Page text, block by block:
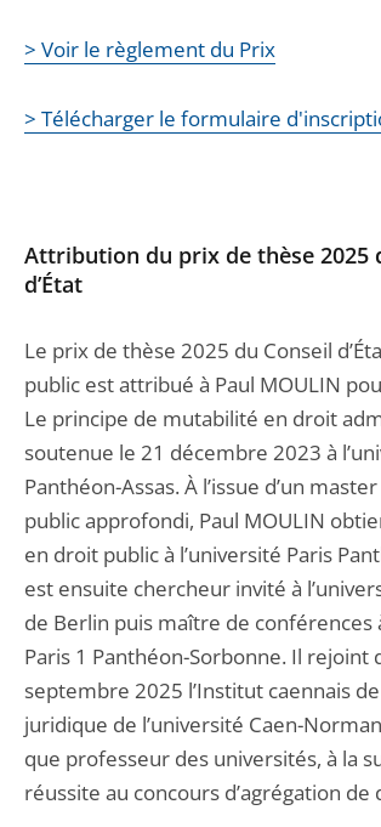
> Voir le règlement du Prix
> Télécharger le formulaire
Attribution du prix de thèse 2025
d’État
Le prix de thèse 2025 du Conseil
public est attribué à Paul MOULIN
Le principe de mutabilité en droit
soutenue le 21 décembre 2023 à
Panthéon-Assas. À l’issue d’un
public approfondi, Paul MOULIN
en droit public à l’université Paris
est ensuite chercheur invité à
de Berlin puis maître de conférences
Paris 1 Panthéon-Sorbonne. Il rejoint
septembre 2025 l’Institut caennais
juridique de l’université Caen-
que professeur des universités, à la
réussite au concours d’agrégation de